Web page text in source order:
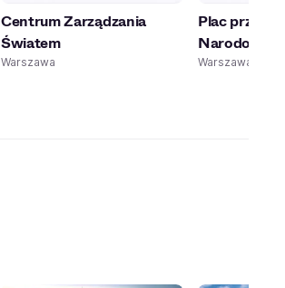
Centrum Zarządzania
Światem
Warszawa
Plac przy
Narodowy
Warszawa